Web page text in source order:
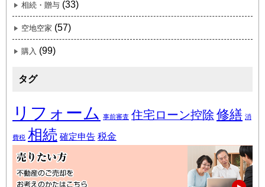
相続・贈与 (33)
空地空家 (57)
購入 (99)
タグ
リフォーム 事前審査 住宅ローン控除 修繕 消
費税 相続 確定申告 税金